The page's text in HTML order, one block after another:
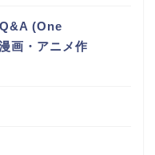
(One
画・アニメ作